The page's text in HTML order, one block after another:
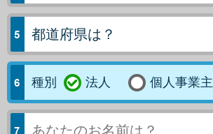
都道府県は？
種別 法人 個人事業主